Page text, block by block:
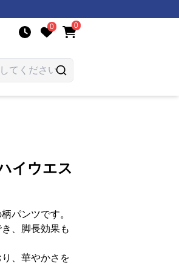
0 0
イウエス
パンツです。
、脚長効果も
、華やかさを